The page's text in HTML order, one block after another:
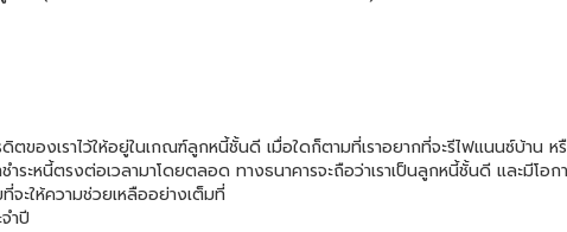
ตของเราไว้ให้อยู่ในเกณฑ์ลูกหนี้ชั้นดี เมื่อใดก็ตามที่เราอยากที่จะรีไฟแนนซ์บ้าน
ชำระหนี้ตรงต่อเวลามาโดยตลอด ทางธนาคารจะถือว่าเราเป็นลูกหนี้ชั้นดี และมีโ
จะให้ความช่วยเหลืออย่างเต็มที่
ำปี